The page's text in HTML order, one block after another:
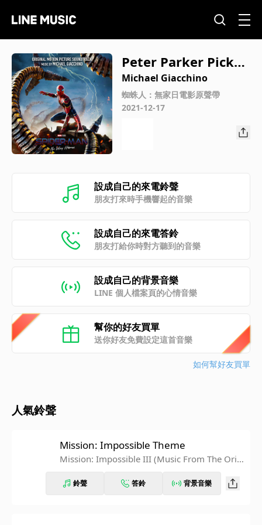
Peter Parker Picked
a Perilously Precari
ous Profession
Michael Giacchino
蜘蛛人：無家日電影原聲帶
2021-12-17
設成自己的來電鈴聲
朋友打來時手機響起的音樂
設成自己的來電答鈴
朋友打給你時對方聽到的音樂
設成自己的背景音樂
LINE 個人檔案頁的心情音樂
幫你的好友買單
送你好友免費設定這首音樂
如何幫好友買單
人氣鈴聲
Mission: Impossible Theme
Mission: Impossible III (Music From The Origi
鈴聲 答鈴 背景音樂